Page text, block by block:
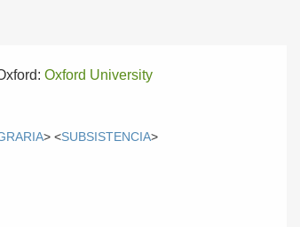
Oxford University
> <SUBSISTENCIA>